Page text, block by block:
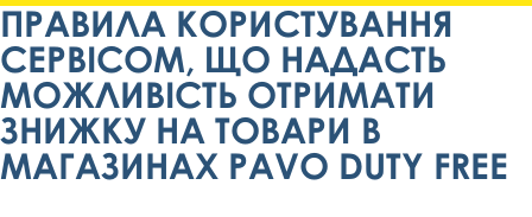
ПРАВИЛА КОРИСТУВАННЯ
СЕРВІСОМ, ЩО НАДАСТЬ
МОЖЛИВІСТЬ ОТРИМАТИ
ЗНИЖКУ НА ТОВАРИ В
МАГАЗИНАХ PAVO DUTY FREE